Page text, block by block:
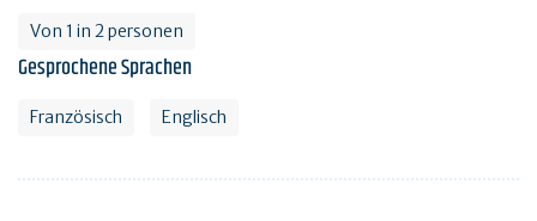
Von 1 in 2 personen
Gesprochene Sprachen
Französisch Englisch